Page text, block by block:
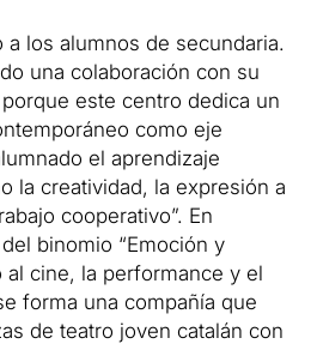
los alumnos de secundaria.
una colaboración con su
este centro dedica un
como eje
el aprendizaje
la creatividad, la expresión a
cooperativo”. En
binomio “Emoción y
cine, la performance y el
forma una compañía que
de teatro joven catalán con